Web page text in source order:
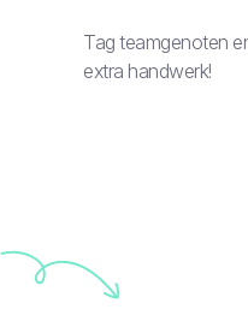
Tag teamgenoten
extra handwerk!